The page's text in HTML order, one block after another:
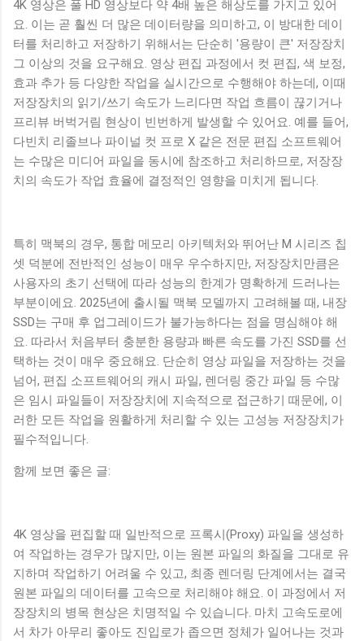
4K 영상은 풀 HD 영상보다 약 4배 높은 해상도를 가지고 있어
요. 이는 곧 훨씬 더 많은 데이터량을 의미하고, 이 방대한 데이
터를 처리하고 저장하기 위해서는 단순히 '용량이 큰' 저장장치
그 이상의 것을 요구해요. 영상 편집 과정에서 컷 편집, 색 보정,
효과 추가 등 다양한 작업을 실시간으로 수행해야 하는데, 이때
저장장치의 읽기/쓰기 속도가 느리다면 작업 흐름이 끊기거나
프리뷰 버벅거림 현상이 빈번하게 발생할 수 있어요. 예를 들어,
다빈치 리졸브나 파이널 컷 프로 X 같은 전문 편집 소프트웨어
는 수많은 미디어 파일을 동시에 참조하고 처리하므로, 저장장
치의 속도가 작업 효율에 결정적인 영향을 미치게 됩니다.
특히 맥북의 경우, 통합 메모리 아키텍처와 뛰어난 M 시리즈 칩
셋 덕분에 전반적인 성능이 매우 우수하지만, 저장장치만큼은
사용자의 초기 선택에 따라 성능의 한계가 명확하게 드러나는
부분이에요. 2025년에 출시될 맥북 모델까지 고려해볼 때, 내장
SSD는 구매 후 업그레이드가 불가능하다는 점을 명심해야 해
요. 따라서 처음부터 충분한 용량과 빠른 속도를 가진 SSD를 선
택하는 것이 매우 중요해요. 단순히 영상 파일을 저장하는 것을
넘어, 편집 소프트웨어의 캐시 파일, 렌더링 중간 파일 등 수많
은 임시 파일들이 저장장치에 지속적으로 접근하기 때문에, 이
러한 모든 작업을 원활하게 처리할 수 있는 고성능 저장장치가
필수적입니다.
함께 보면 좋은 글:
4K 영상을 편집할 때 일반적으로 프록시(Proxy) 파일을 생성하
여 작업하는 경우가 많지만, 이는 원본 파일의 화질을 그대로 유
지하며 작업하기 어려울 수 있고, 최종 렌더링 단계에서는 결국
원본 파일의 데이터를 고속으로 처리해야 해요. 이 과정에서 저
장장치의 병목 현상은 치명적일 수 있습니다. 마치 고속도로에
서 차가 아무리 좋아도 진입로가 좁으면 정체가 일어나는 것과